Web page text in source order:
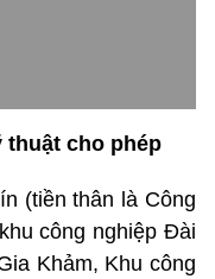
cho phép
(tiền thân là Công
công nghiệp Đài
Khảm, Khu công